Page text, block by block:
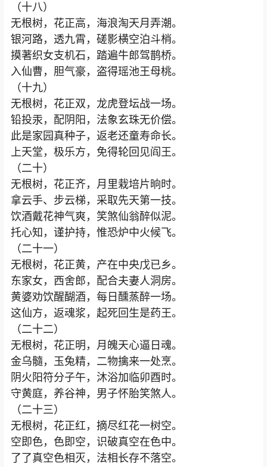
（十八）
无根树，花正高，海浪淘天月弄潮。
银河路，透九霄，磋影横空泊斗梢。
摸著织女支机石，踏遍牛郎驾鹊桥。
入仙曹，胆气豪，盗得瑶池王母桃。
（十九）
无根树，花正双，龙虎登坛战一场。
铅投汞，配阴阳，法象玄珠无价偿。
此是家园真种子，返老还童寿命长。
上天堂，极乐方，免得轮回见阎王。
（二十）
无根树，花正齐，月里栽培片晌时。
拿云手、步云梯，采取先天第一技。
饮酒戴花神气爽，笑煞仙翁醉似泥。
托心知，谨护持，惟恐炉中火候飞。
（二十一）
无根树，花正黄，产在中央戊已乡。
东家女，西舍郎，配合夫妻人洞房。
黄婆劝饮醒醐酒，每日醺蒸醉一场。
这仙方，返魂浆，起死回生是药王。
（二十二）
无根树，花正明，月魄天心逼日魂。
金乌髓，玉兔精，二物擒来一处烹。
阴火阳符分子午，沐浴加临卯酉时。
守黄庭，养谷神，男子怀胎笑煞人。
（二十三）
无根树，花正红，摘尽红花一树空。
空即色，色即空，识破真空在色中。
了了真空色相灭，法相长存不落空。